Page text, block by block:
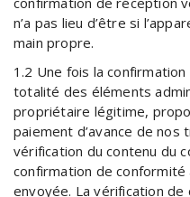
n’a pas lieu d’être si
main propre.
1.2 Une fois la
totalité des éléments
propriétaire légitime,
paiement d’avance de nos
vérification du contenu du
confirmation de
envoyée. La vérification